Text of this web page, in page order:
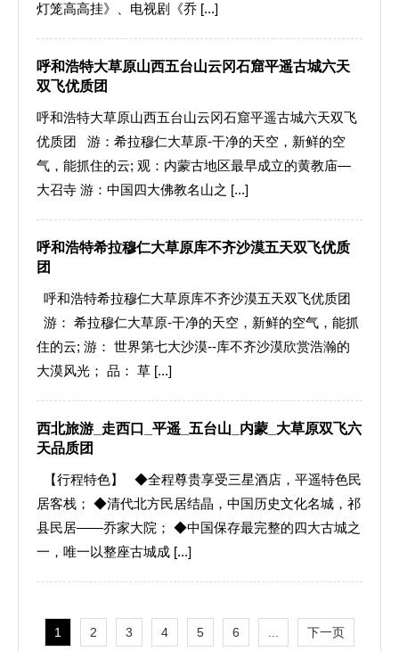
灯笼高高挂》、电视剧《乔 [...]
呼和浩特大草原山西五台山云冈石窟平遥古城六天
双飞优质团
呼和浩特大草原山西五台山云冈石窟平遥古城六天双飞
优质团 游：希拉穆仁大草原-干净的天空，新鲜的空
气，能抓住的云; 观：内蒙古地区最早成立的黄教庙—
大召寺 游：中国四大佛教名山之 [...]
呼和浩特希拉穆仁大草原库不齐沙漠五天双飞优质
团
呼和浩特希拉穆仁大草原库不齐沙漠五天双飞优质团
游： 希拉穆仁大草原-干净的天空，新鲜的空气，能抓
住的云; 游： 世界第七大沙漠--库不齐沙漠欣赏浩瀚的
大漠风光； 品： 草 [...]
西北旅游_走西口_平遥_五台山_内蒙_大草原双飞六
天品质团
【行程特色】 ◆全程尊贵享受三星酒店，平遥特色民
居客栈； ◆清代北方民居结晶，中国历史文化名城，祁
县民居——乔家大院； ◆中国保存最完整的四大古城之
一，唯一以整座古城成 [...]
1 2 3 4 5 6 下一页